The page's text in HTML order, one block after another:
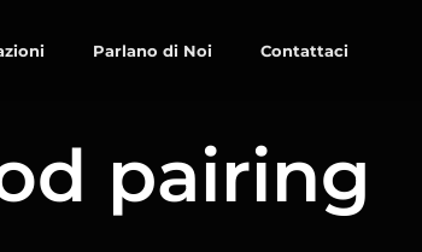
Parlano di Noi Contattaci
pairing